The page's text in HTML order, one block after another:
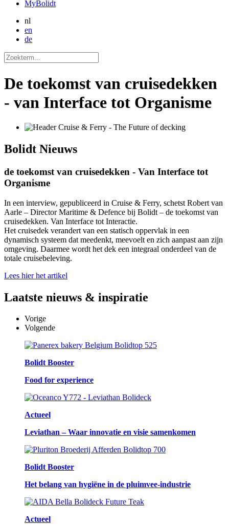
MyBolidt
nl
en
de
De toekomst van cruisedekken
- van Interface tot Organisme
Bolidt Nieuws
de toekomst van cruisedekken - Van Interface tot
Organisme
In een interview, gepubliceerd in Cruise & Ferry, schetst Robert van
Aarle – Director Maritime & Defence bij Bolidt – de toekomst van
cruisedekken. Van Interface tot Interactie.
Het cruisedek verandert van een statisch oppervlak in een
dynamisch systeem dat meedenkt, meevoelt en zich aanpast aan zijn
omgeving. Daarmee wordt het dek een integraal onderdeel van de
totale cruisebeleving.
Lees hier het artikel
Laatste nieuws & inspiratie
Vorige
Volgende
Bolidt Booster
Food for experience
Actueel
Leviathan – Waar innovatie en visie samenkomen
Bolidt Booster
Het belang van hygiëne in de pluimvee-industrie
Actueel